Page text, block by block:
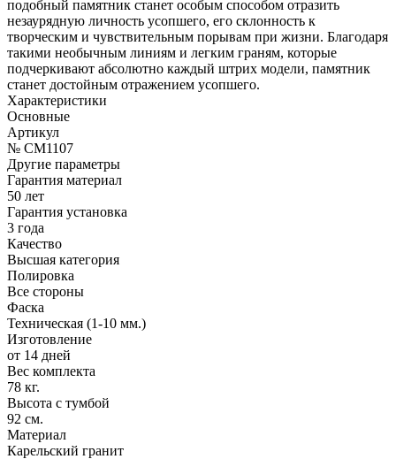
подобный памятник станет особым способом отразить
незаурядную личность усопшего, его склонность к
творческим и чувствительным порывам при жизни. Благодаря
такими необычным линиям и легким граням, которые
подчеркивают абсолютно каждый штрих модели, памятник
станет достойным отражением усопшего.
Характеристики
Основные
Артикул
№ CM1107
Другие параметры
Гарантия материал
50 лет
Гарантия установка
3 года
Качество
Высшая категория
Полировка
Все стороны
Фаска
Техническая (1-10 мм.)
Изготовление
от 14 дней
Вес комплекта
78 кг.
Высота с тумбой
92 см.
Материал
Карельский гранит